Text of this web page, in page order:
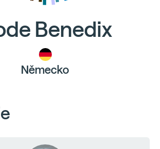
Benedix
Německo